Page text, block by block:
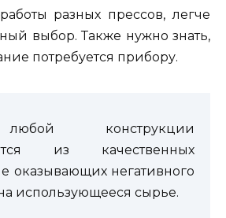
разных прессов, легче
выбор. Также нужно знать,
потребуется прибору.
конструкции
из качественных
оказывающих негативного
использующееся сырье.